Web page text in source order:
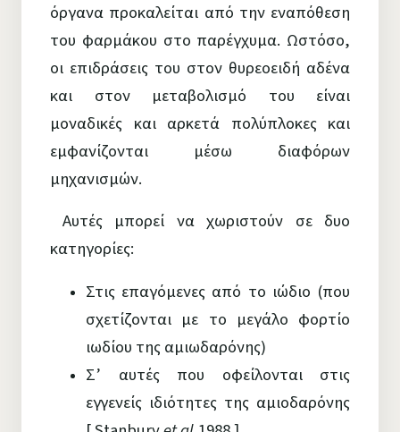
όργανα προκαλείται από την εναπόθεση
του φαρμάκου στο παρέγχυμα. Ωστόσο,
οι επιδράσεις του στον θυρεοειδή αδένα
και στον μεταβολισμό του είναι
μοναδικές και αρκετά πολύπλοκες και
εμφανίζονται μέσω διαφόρων
μηχανισμών.
Αυτές μπορεί να χωριστούν σε δυο
κατηγορίες:
Στις επαγόμενες από το ιώδιο (που
σχετίζονται με το μεγάλο φορτίο
ιωδίου της αμιωδαρόνης)
Σ’ αυτές που οφείλονται στις
εγγενείς ιδιότητες της αμιοδαρόνης